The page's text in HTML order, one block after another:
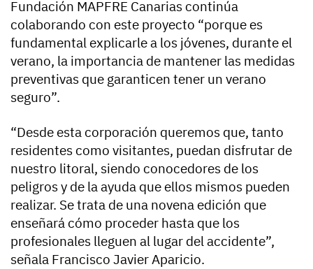
Fundación MAPFRE Canarias continúa
colaborando con este proyecto “porque es
fundamental explicarle a los jóvenes, durante el
verano, la importancia de mantener las medidas
preventivas que garanticen tener un verano
seguro”.
“Desde esta corporación queremos que, tanto
residentes como visitantes, puedan disfrutar de
nuestro litoral, siendo conocedores de los
peligros y de la ayuda que ellos mismos pueden
realizar. Se trata de una novena edición que
enseñará cómo proceder hasta que los
profesionales lleguen al lugar del accidente”,
señala Francisco Javier Aparicio.